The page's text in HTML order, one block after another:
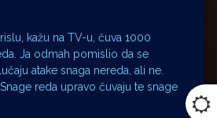
kažu na TV-u, čuva 1000
Ja odmah pomislio da se
atake snaga nereda, ali ne.
reda upravo čuvaju te snage